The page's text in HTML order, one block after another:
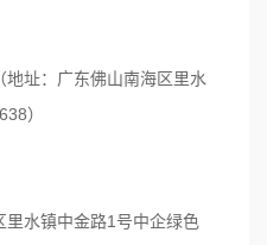
址：广东佛山南海区里水
）
水镇中金路1号中企绿色